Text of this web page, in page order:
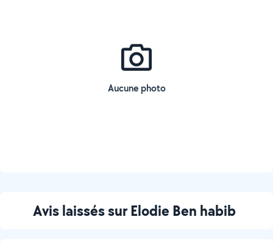
Aucune photo
Avis laissés sur Elodie Ben habib